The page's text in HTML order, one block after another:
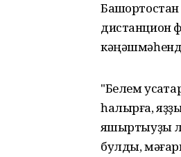
дистанцион
"Белем
һалырға,
яҡшыртыуҙы
булды,